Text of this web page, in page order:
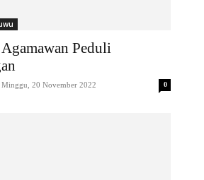
Peduli
Minggu, 20 November 2022 0